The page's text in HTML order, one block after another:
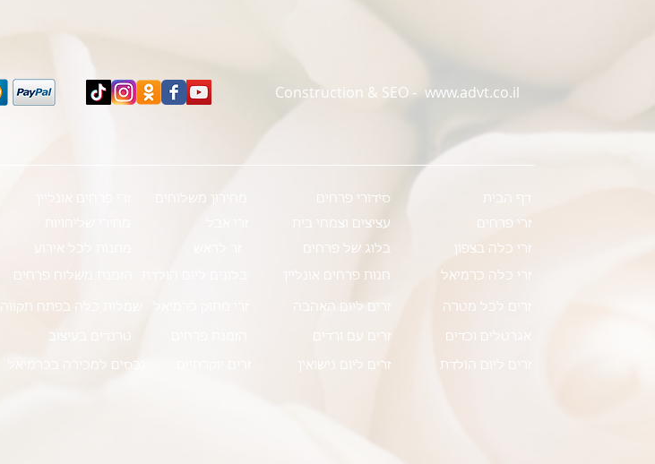
Construction & SEO - www.advt.co.il
מחירון משלוחים
מתנות לכל אירוע
הזמנת משלוח פרחים
שמלות כלה בפתח תקווה
טרנדים בעיצוב
נכסים למכירה בכרמיאל
סידורי פרחים
עציצים וצמחי בית
בלוג של פרחים
חנות פרחים אונליין
זרים ליום האהבה
זרים עם ורדים
זרים ליום נישואין
דף הבית
זרי פרחים
זרי כלה בצפון
זרי כלה כרמיאל
זרים לכל מטרה
אגרטלים וכדים
זרים ליום הולדת